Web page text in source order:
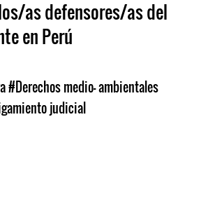
as defensores/as del
en Perú
#Derechos medio- ambientales
judicial